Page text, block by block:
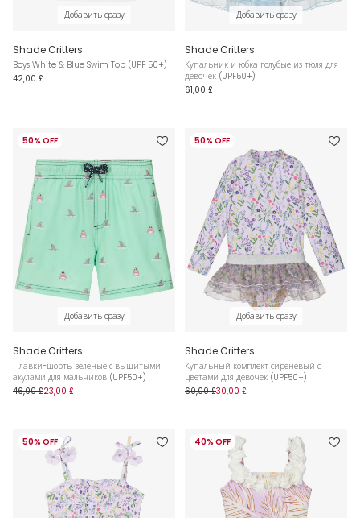
Добавить сразу
Shade Critters
Boys White & Blue Swim Top (UPF 50+)
42,00 £
Добавить сразу
Shade Critters
Купальник и юбка голубые из тюля для
девочек (UPF50+)
61,00 £
50% OFF
Добавить сразу
Shade Critters
Плавки-шорты зеленые с вышитыми
акулами для мальчиков (UPF50+)
46,00 £23,00 £
50% OFF
Добавить сразу
Shade Critters
Купальный комплект сиреневый с
цветами для девочек (UPF50+)
60,00 £30,00 £
50% OFF 40% OFF